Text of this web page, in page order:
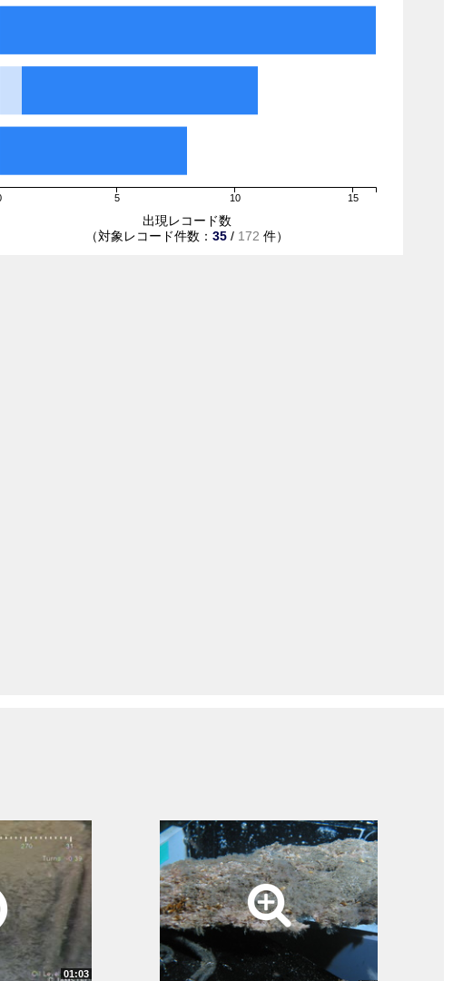
5 10 15
出現レコード数
（対象レコード件数：35 / 172 件）
01:03